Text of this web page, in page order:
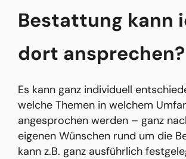
Bestattung kann
dort ansprechen?
Es kann ganz individuell
welche Themen in welchem
angesprochen werden – ganz
eigenen Wünschen rund um die
kann z.B. ganz ausführlich